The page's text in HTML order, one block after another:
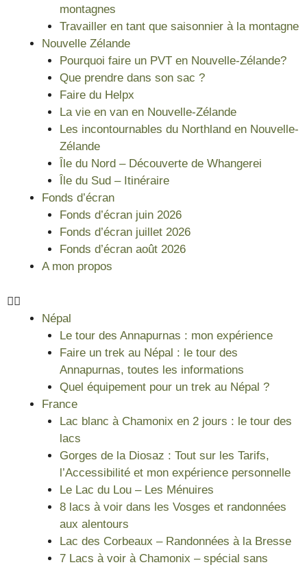
montagnes
Travailler en tant que saisonnier à la montagne
Nouvelle Zélande
Pourquoi faire un PVT en Nouvelle-Zélande?
Que prendre dans son sac ?
Faire du Helpx
La vie en van en Nouvelle-Zélande
Les incontournables du Northland en Nouvelle-
Zélande
Île du Nord – Découverte de Whangerei
Île du Sud – Itinéraire
Fonds d’écran
Fonds d’écran juin 2026
Fonds d’écran juillet 2026
Fonds d’écran août 2026
A mon propos
Népal
Le tour des Annapurnas : mon expérience
Faire un trek au Népal : le tour des
Annapurnas, toutes les informations
Quel équipement pour un trek au Népal ?
France
Lac blanc à Chamonix en 2 jours : le tour des
lacs
Gorges de la Diosaz : Tout sur les Tarifs,
l’Accessibilité et mon expérience personnelle
Le Lac du Lou – Les Ménuires
8 lacs à voir dans les Vosges et randonnées
aux alentours
Lac des Corbeaux – Randonnées à la Bresse
7 Lacs à voir à Chamonix – spécial sans